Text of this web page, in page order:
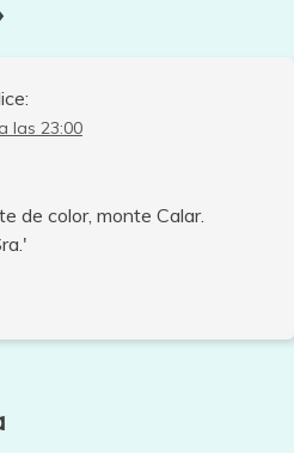
las 23:00
de color, monte Calar.